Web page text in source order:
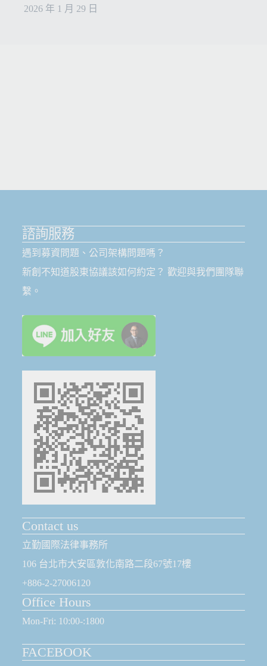
2026 年 1 月 29 日
諮詢服務
遇到募資問題、公司架構問題嗎？
新創不知道股東協議該如何約定？ 歡迎與我們團隊聯
繫。
Contact us
立勤國際法律事務所
106 台北市大安區敦化南路二段67號17樓
+886-2-27006120
Office Hours
Mon-Fri: 10:00-:1800
FACEBOOK